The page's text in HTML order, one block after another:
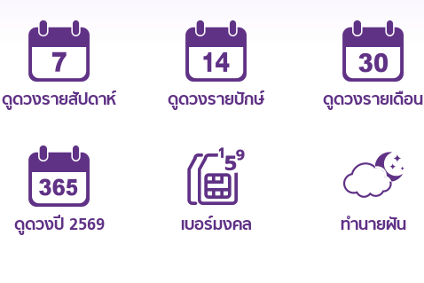
ดูดวงรายสัปดาห์ ดูดวงรายปักษ์ ดูดวงรายเดือน
ดูดวงปี 2569 เบอร์มงคล ทำนายฝัน